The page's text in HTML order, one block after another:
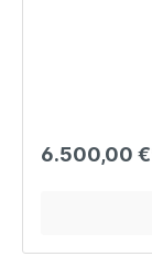
6.500,00